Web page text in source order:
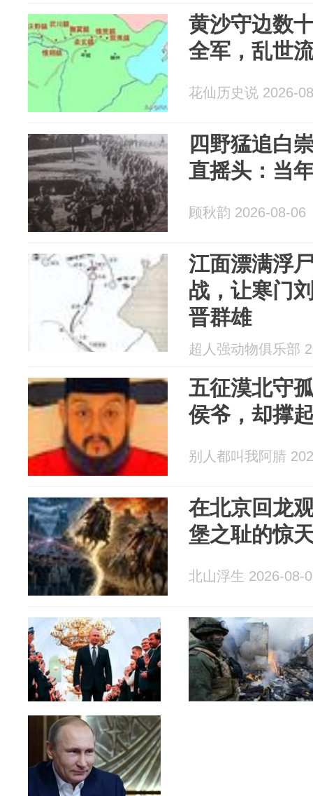
黄沙守边数
全军，乱世
花仙历史说 2026-
四野猛追白
直摇头：当
顾秋韵 2026-08-06
江面漂满浮
战，让寒门
晋群雄
超人强动物俱乐部
五征漠北守
侯爷，却撑
别人都叫我阿腈
在北京回龙
堡之耻的惊
北山浮生 2026-08-